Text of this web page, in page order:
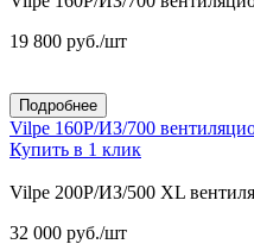
19 800 руб./шт
Подробнее
Vilpe 160P/ИЗ/700
Купить в 1 клик
Vilpe 200P/ИЗ/500 XL
32 000 руб./шт